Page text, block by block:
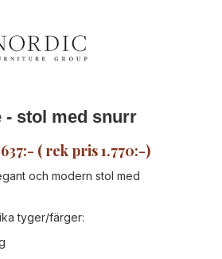
- stol med snurr
( rek pris 1.770:-)
och modern stol med
tyger/färger: